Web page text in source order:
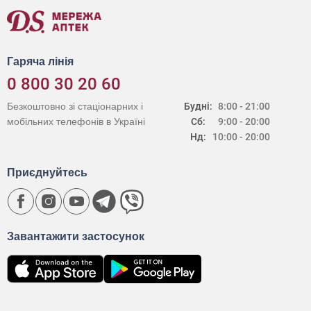
Гаряча лінія
0 800 30 20 60
Будні:
Сб:
Нд:
8:00 - 21:00
9:00 - 20:00
10:00 - 20:00
Безкоштовно зі стаціонарних і
мобільних телефонів в Україні
Завантажити застосунок
Приєднуйтесь